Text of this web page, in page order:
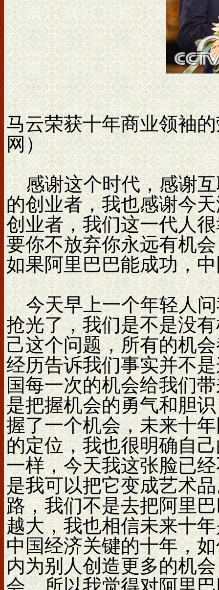
马云荣获十年商业领袖
网）
感谢这个时代，感谢互
的创业者，我也感谢今
创业者，我们这一代人
要你不放弃你永远有机
如果阿里巴巴能成功，
今天早上一个年轻人问
抢光了，我们是不是没
己这个问题，所有的机
经历告诉我们事实并不
国每一次的机会给我们
是把握机会的勇气和胆
握了一个机会，未来十
的定位，我也很明确自
一样，今天我这张脸已
是我可以把它变成艺术
路，我们不是去把阿里
越大，我也相信未来十
中国经济关键的十年，
内为别人创造更多的机